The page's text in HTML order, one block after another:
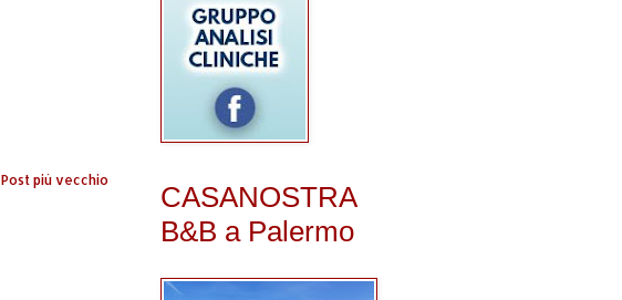
Post più vecchio
CASANOSTRA
B&B a Palermo